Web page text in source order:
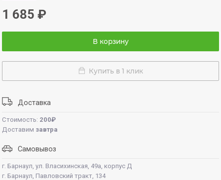
1 685₽
В корзину
Купить в 1 клик
Доставка
Стоимость: 200₽
Доставим завтра
Самовывоз
г. Барнаул, ул. Власихинская, 49а, корпус Д
г. Барнаул, Павловский тракт, 134